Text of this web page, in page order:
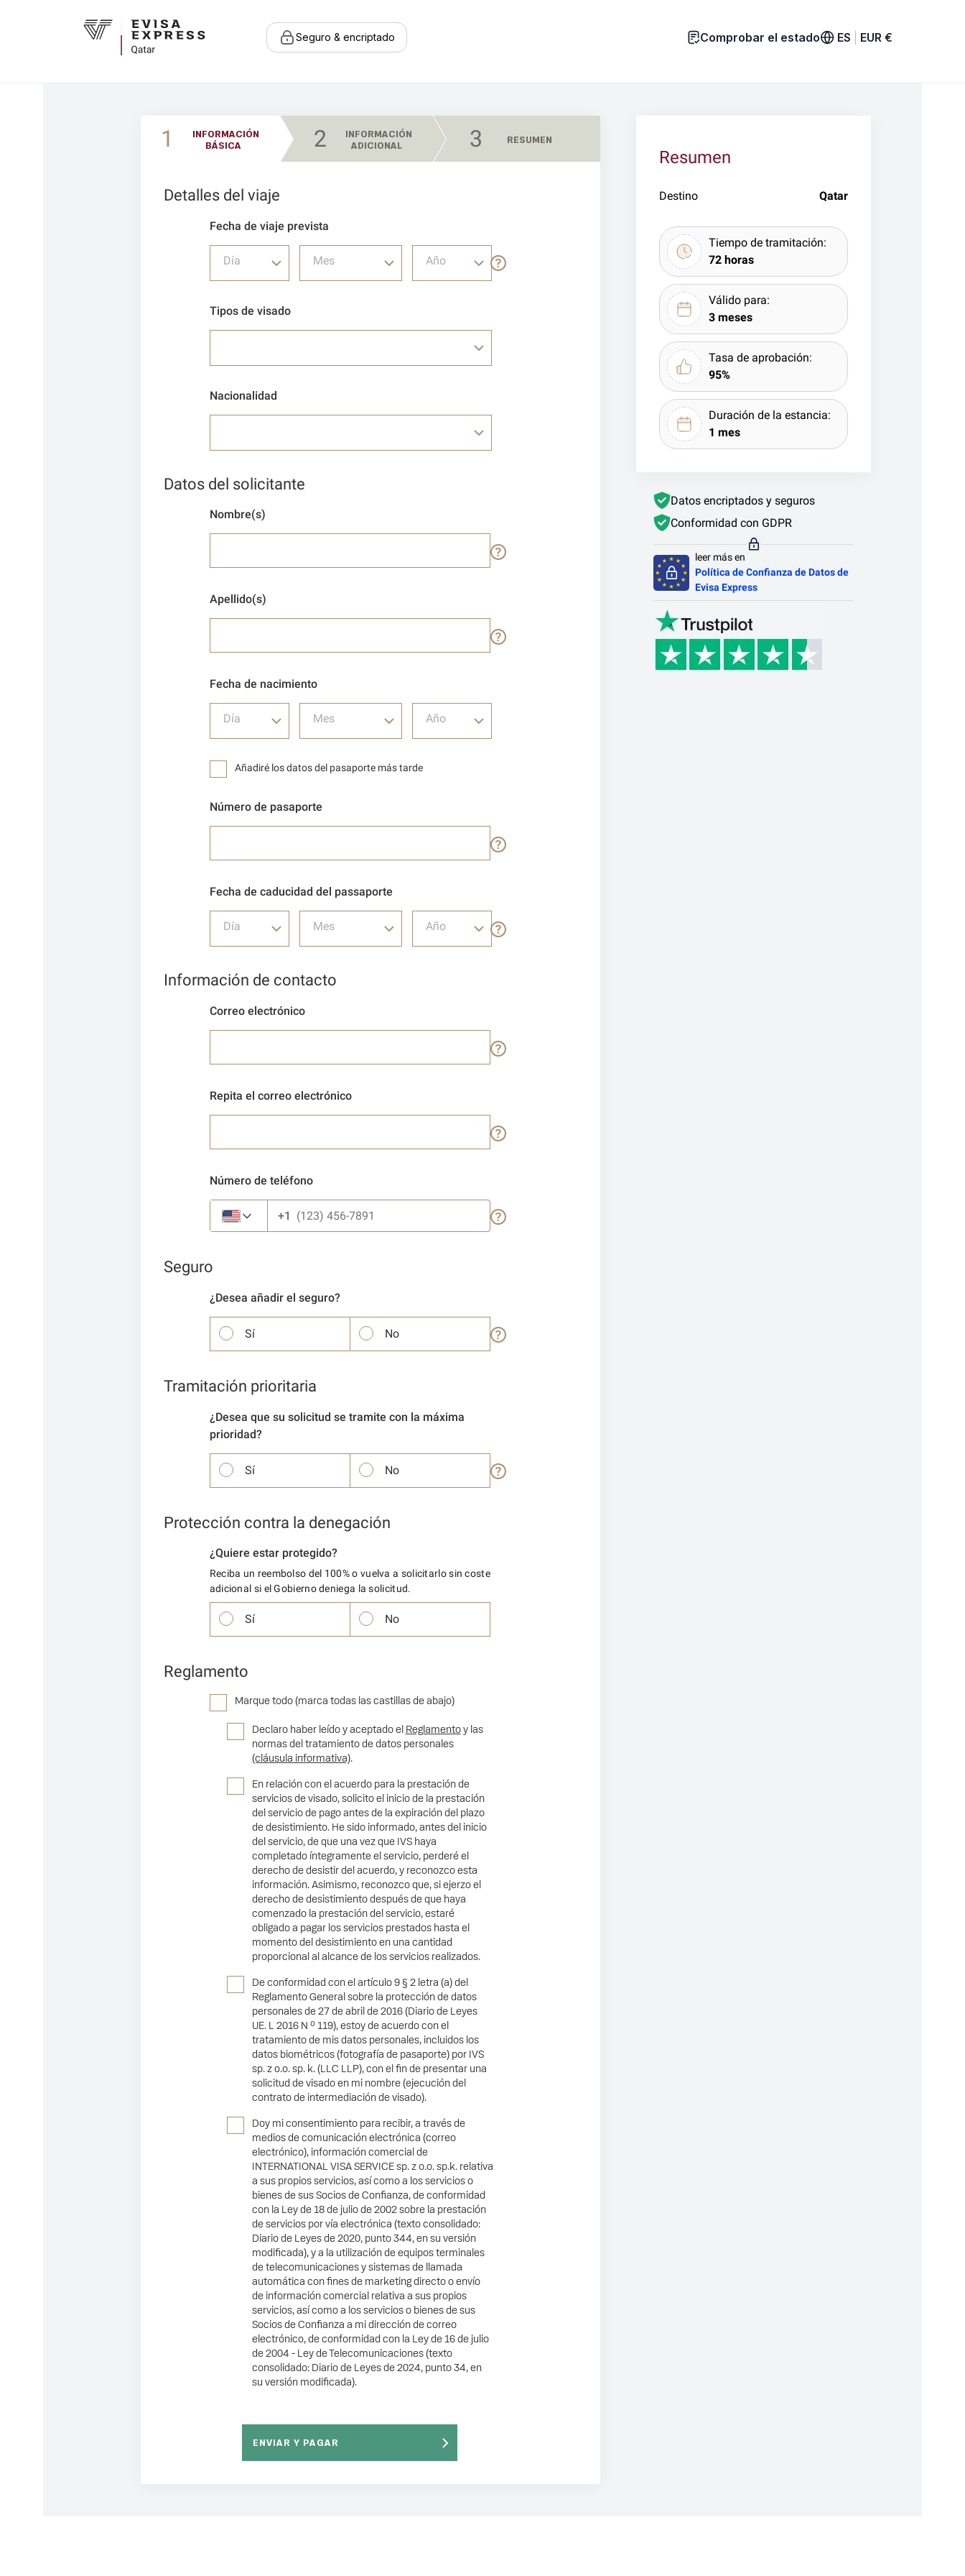
Seguro & encriptado Comprobar el estado ES EUR €
1
INFORMACIÓN
BÁSICA
2
INFORMACIÓN
ADICIONAL
3 RESUMEN
Detalles del viaje
Fecha de viaje prevista
Día Mes Año
Tipos de visado
Nacionalidad
Datos del solicitante
Nombre(s)
Apellido(s)
Fecha de nacimiento
Día Mes Año
Añadiré los datos del pasaporte más tarde
Número de pasaporte
Fecha de caducidad del passaporte
Día Mes Año
Información de contacto
Correo electrónico
Repita el correo electrónico
Número de teléfono
+1
Seguro
¿Desea añadir el seguro?
Sí No
Tramitación prioritaria
¿Desea que su solicitud se tramite con la máxima
prioridad?
Sí No
Protección contra la denegación
¿Quiere estar protegido?
Reciba un reembolso del 100% o vuelva a solicitarlo sin coste
adicional si el Gobierno deniega la solicitud.
Sí No
Reglamento
Marque todo (marca todas las castillas de abajo)
Declaro haber leído y aceptado el Reglamentoy las
normas del tratamiento de datos personales
(cláusula informativa).
En relación con el acuerdo para la prestación de
servicios de visado, solicito el inicio de la prestación
del servicio de pago antes de la expiración del plazo
de desistimiento. He sido informado, antes del inicio
del servicio, de que una vez que IVS haya
completado íntegramente el servicio, perderé el
derecho de desistir del acuerdo, y reconozco esta
información. Asimismo, reconozco que, si ejerzo el
derecho de desistimiento después de que haya
comenzado la prestación del servicio, estaré
obligado a pagar los servicios prestados hasta el
momento del desistimiento en una cantidad
proporcional al alcance de los servicios realizados.
De conformidad con el artículo 9 § 2 letra (a) del
Reglamento General sobre la protección de datos
personales de 27 de abril de 2016 (Diario de Leyes
UE. L 2016 N º 119), estoy de acuerdo con el
tratamiento de mis datos personales, incluidos los
datos biométricos (fotografía de pasaporte) por IVS
sp. z o.o. sp. k. (LLC LLP), con el fin de presentar una
solicitud de visado en mi nombre (ejecución del
contrato de intermediación de visado).
Doy mi consentimiento para recibir, a través de
medios de comunicación electrónica (correo
electrónico), información comercial de
INTERNATIONAL VISA SERVICE sp. z o.o. sp.k. relativa
a sus propios servicios, así como a los servicios o
bienes de sus Socios de Confianza, de conformidad
con la Ley de 18 de julio de 2002 sobre la prestación
de servicios por vía electrónica (texto consolidado:
Diario de Leyes de 2020, punto 344, en su versión
modificada), y a la utilización de equipos terminales
de telecomunicaciones y sistemas de llamada
automática con fines de marketing directo o envío
de información comercial relativa a sus propios
servicios, así como a los servicios o bienes de sus
Socios de Confianza a mi dirección de correo
electrónico, de conformidad con la Ley de 16 de julio
de 2004 - Ley de Telecomunicaciones (texto
consolidado: Diario de Leyes de 2024, punto 34, en
su versión modificada).
ENVIAR Y PAGAR
Resumen
Destino Qatar
Tiempo de tramitación:
72 horas
Válido para:
3 meses
Tasa de aprobación:
95%
Duración de la estancia:
1 mes
Datos encriptados y seguros
Conformidad con GDPR
leer más en
Política de Confianza de Datos de
Evisa Express